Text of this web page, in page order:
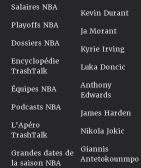
Salaires NBA
Playoffs NBA
Dossiers NBA
Encyclopédie
TrashTalk
Équipes NBA
Podcasts NBA
L'Apéro
TrashTalk
Grandes dates de
la saison NBA
Kevin Durant
Ja Morant
Kyrie Irving
Luka Doncic
Anthony
Edwards
James Harden
Nikola Jokic
Giannis
Antetokounmpo